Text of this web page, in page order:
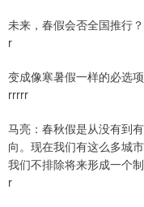
未来，春假会否全国推行？
r
变成像寒暑假一样的必选
rrrrr
马亮：春秋假是从没有到
向。现在我们有这么多城
我们不排除将来形成一个
r